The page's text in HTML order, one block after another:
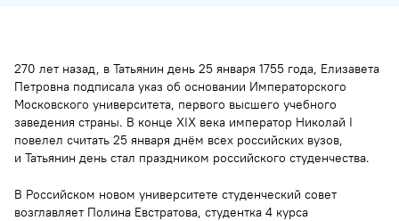
270 лет назад, в Татьянин день 25 января 1755 года, Елизавета
Петровна подписала указ об основании Императорского
Московского университета, первого высшего учебного
заведения страны. В конце XIX века император Николай I
повелел считать 25 января днём всех российских вузов,
и Татьянин день стал праздником российского студенчества.
В Российском новом университете студенческий совет
возглавляет Полина Евстратова, студентка 4 курса